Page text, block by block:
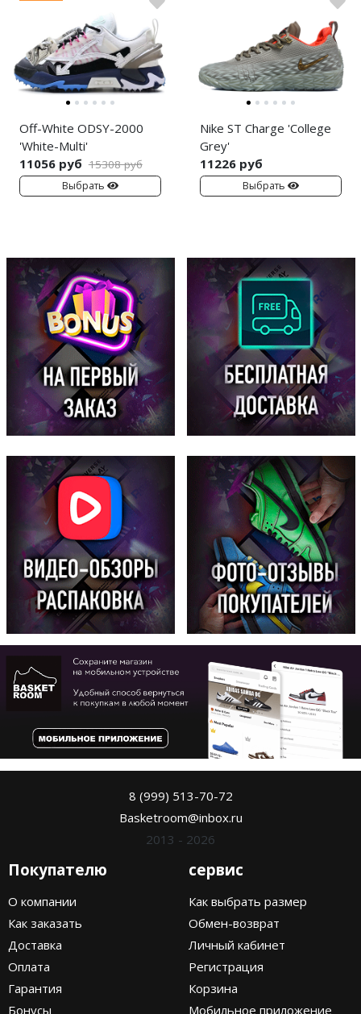
Off-White ODSY-2000
'White-Multi'
11056 руб 15308 руб
Выбрать
Nike ST Charge 'College
Grey'
11226 руб
Выбрать
8 (999) 513-70-72
Basketroom@inbox.ru
2013 - 2026
Покупателю
О компании
Как заказать
Доставка
Оплата
Гарантия
Бонусы
сервис
Как выбрать размер
Обмен-возврат
Личный кабинет
Регистрация
Корзина
Мобильное приложение